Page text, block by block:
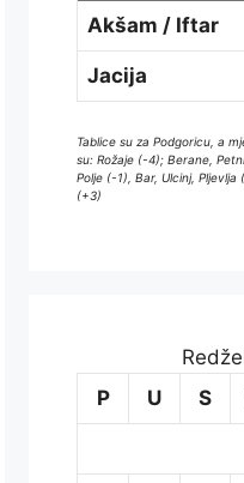
Akšam / Iftar
Jacija
Tablice su za Podgoricu, a
su: Rožaje (-4); Berane,
Polje (-1), Bar, Ulcinj,
(+3)
P
U S